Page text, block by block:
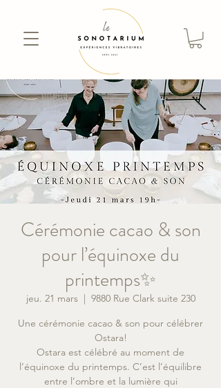
Cérémonie cacao & son
pour l’équinoxe du
printemps✨
jeu. 21 mars
  |
9880 Rue Clark suite 230
Une cérémonie cacao & son pour célébrer
Ostara!
Ostara est célébré au moment de
l’équinoxe du printemps. C’est l’équilibre
entre l’ombre et la lumière qui